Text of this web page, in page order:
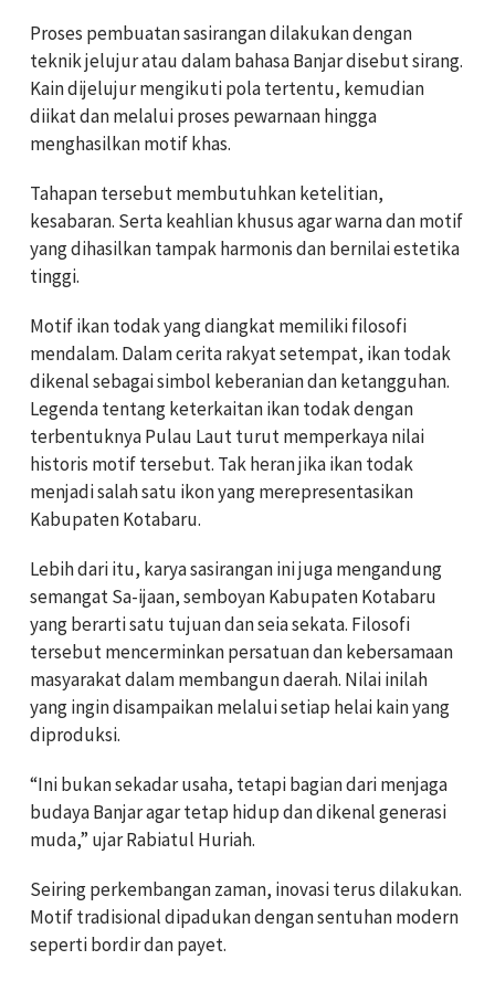
Proses pembuatan sasirangan dilakukan dengan
teknik jelujur atau dalam bahasa Banjar disebut sirang.
Kain dijelujur mengikuti pola tertentu, kemudian
diikat dan melalui proses pewarnaan hingga
menghasilkan motif khas.
Tahapan tersebut membutuhkan ketelitian,
kesabaran. Serta keahlian khusus agar warna dan motif
yang dihasilkan tampak harmonis dan bernilai estetika
tinggi.
Motif ikan todak yang diangkat memiliki filosofi
mendalam. Dalam cerita rakyat setempat, ikan todak
dikenal sebagai simbol keberanian dan ketangguhan.
Legenda tentang keterkaitan ikan todak dengan
terbentuknya Pulau Laut turut memperkaya nilai
historis motif tersebut. Tak heran jika ikan todak
menjadi salah satu ikon yang merepresentasikan
Kabupaten Kotabaru.
Lebih dari itu, karya sasirangan ini juga mengandung
semangat Sa-ijaan, semboyan Kabupaten Kotabaru
yang berarti satu tujuan dan seia sekata. Filosofi
tersebut mencerminkan persatuan dan kebersamaan
masyarakat dalam membangun daerah. Nilai inilah
yang ingin disampaikan melalui setiap helai kain yang
diproduksi.
“Ini bukan sekadar usaha, tetapi bagian dari menjaga
budaya Banjar agar tetap hidup dan dikenal generasi
muda,” ujar Rabiatul Huriah.
Seiring perkembangan zaman, inovasi terus dilakukan.
Motif tradisional dipadukan dengan sentuhan modern
seperti bordir dan payet.